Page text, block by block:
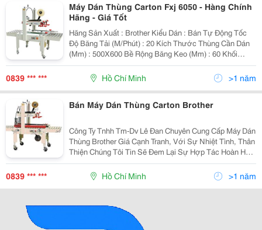
Máy Dán Thùng Carton Fxj 6050 - Hàng Chính
Hãng - Giá Tốt
Hãng Sản Xuất : Brother Kiểu Dán : Bán Tự Động Tốc
Độ Băng Tải (M/Phút) : 20 Kích Thước Thùng Cần Dán
(Mm) : 500X600 Bề Rộng Băng Keo (Mm) : 60 Khối
Lượng Sản Phẩm (Kg) : 20 Chiề
0839 *** *** Hồ Chí Minh >1 năm
Bán Máy Dán Thùng Carton Brother
Công Ty Tnhh Tm-Dv Lê Đan Chuyên Cung Cấp Máy Dán
Thùng Brother Giá Cạnh Tranh, Với Sự Nhiệt Tình, Thân
Thiện Chúng Tôi Tin Sẽ Đem Lại Sự Hợp Tác Hoàn Hảo
Để Đáp Ứng Mọi Nhu Cầu Của Quý Khách Hàng. Quý
Khách Hàng Có Nhu Cầu, Xin Vui Lòng Liên Hệ
0839 *** *** Hồ Chí Minh >1 năm